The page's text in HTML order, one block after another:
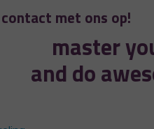
met ons op!
master
and do